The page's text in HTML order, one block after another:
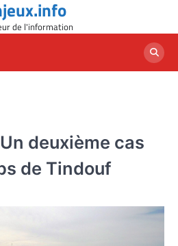
de l'information
deuxième cas
de Tindouf